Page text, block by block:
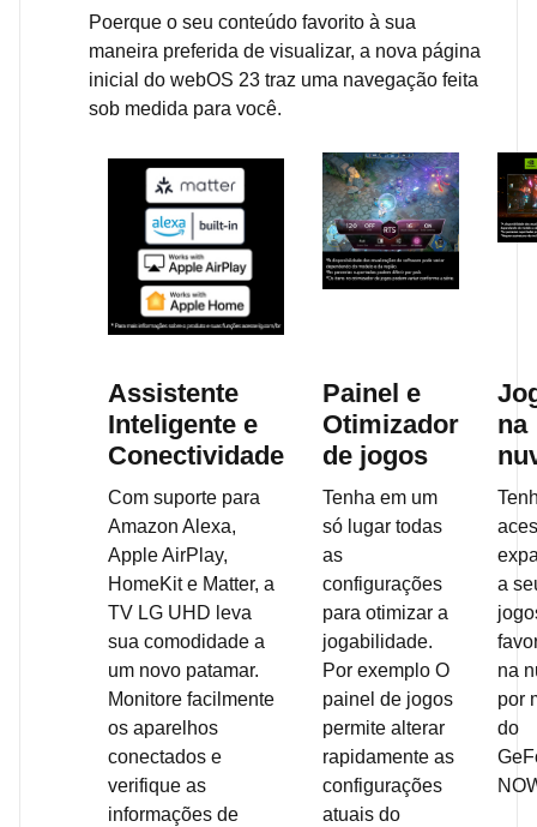
Poerque o seu conteúdo favorito à sua
maneira preferida de visualizar, a nova página
inicial do webOS 23 traz uma navegação feita
sob medida para você.
Assistente
Inteligente e
Conectividade
Com suporte para
Amazon Alexa,
Apple AirPlay,
HomeKit e Matter, a
TV LG UHD leva
sua comodidade a
um novo patamar.
Monitore facilmente
os aparelhos
conectados e
verifique as
informações de
Painel e
Otimizador
de jogos
Tenha em um
só lugar todas
as
configurações
para otimizar a
jogabilidade.
Por exemplo O
painel de jogos
permite alterar
rapidamente as
configurações
atuais do
na
a
na
por
do